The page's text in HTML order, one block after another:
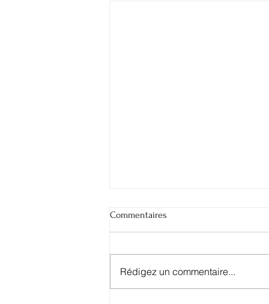
Commentaires
Rédigez un commentaire...